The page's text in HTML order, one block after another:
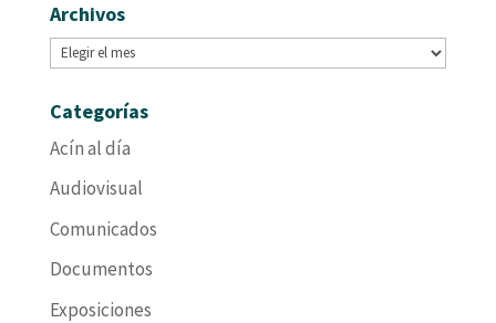
Archivos
Archivos
Categorías
Acín al día
Audiovisual
Comunicados
Documentos
Exposiciones